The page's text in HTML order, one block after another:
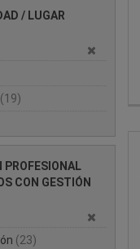
/ LUGAR
(19)
PROFESIONAL
CON GESTIÓN
(23)